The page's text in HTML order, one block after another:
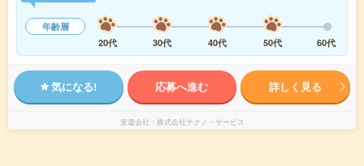
年齢層
20代
30代 40代 50代 60代
気になる! 応募へ進む 詳しく見る
派遣会社 株式会社テクノ・サービス